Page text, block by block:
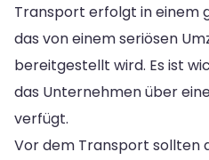
Transport erfolgt in einem
das von einem seriösen
bereitgestellt wird. Es ist
das Unternehmen über
verfügt.
Vor dem Transport sollten